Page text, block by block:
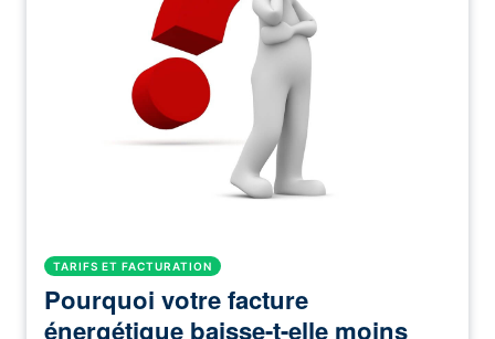
TARIFS ET FACTURATION
Pourquoi votre facture
énergétique baisse-t-elle moins